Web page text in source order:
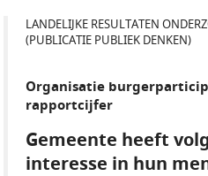
LANDELIJKE RESULTATEN
(PUBLICATIE PUBLIEK DENKEN)
Organisatie
rapportcijfer
Gemeente heeft
interesse in hun